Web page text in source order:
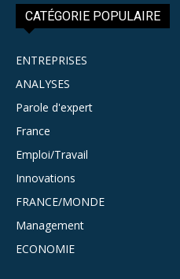
CATÉGORIE POPULAIRE
ENTREPRISES
ANALYSES
Parole d'expert
France
Emploi/Travail
Innovations
FRANCE/MONDE
Management
ECONOMIE